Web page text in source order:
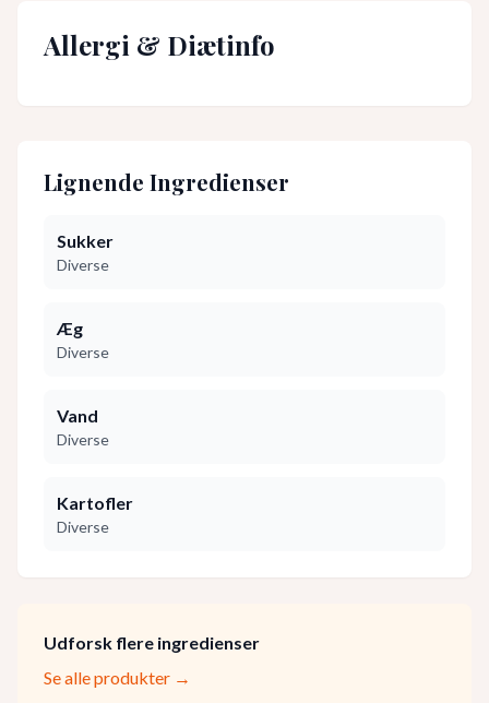
Allergi & Diætinfo
Lignende Ingredienser
Sukker
Diverse
Æg
Diverse
Vand
Diverse
Kartofler
Diverse
Udforsk flere ingredienser
Se alle produkter →